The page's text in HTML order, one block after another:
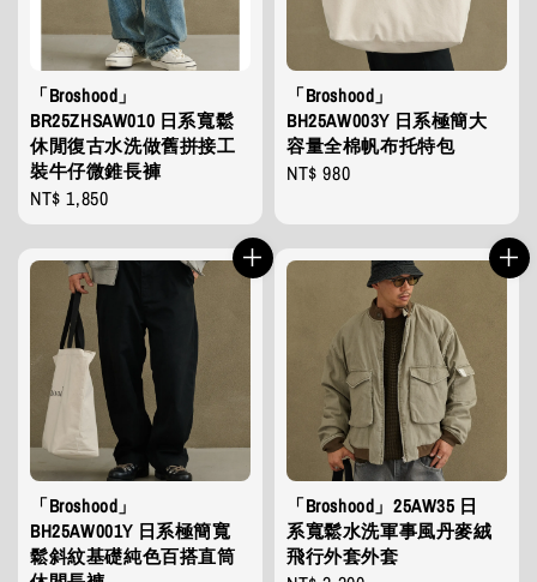
「Broshood」
BR25ZHSAW010 日系寬鬆
休閒復古水洗做舊拼接工
裝牛仔微錐長褲
Regular
price
NT$ 1,850
「Broshood」
BH25AW003Y 日系極簡大
容量全棉帆布托特包
Regular
NT$ 980
「Broshood」
BH25AW001Y 日系極簡寬
鬆斜紋基礎純色百搭直筒
「Broshood」25AW35 日
系寬鬆水洗軍事風丹麥絨
飛行外套外套